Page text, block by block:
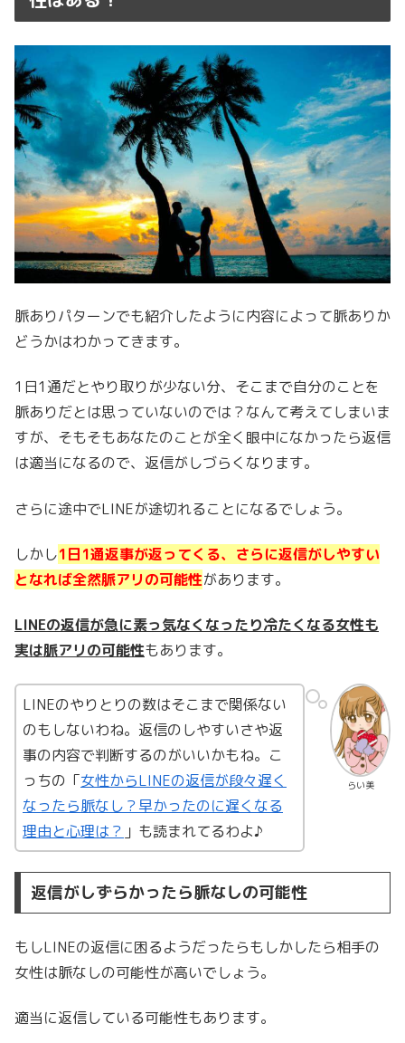
脈ありパターンでも紹介したように内容によって脈ありか
どうかはわかってきます。
1日1通だとやり取りが少ない分、そこまで自分のことを
脈ありだとは思っていないのでは？なんて考えてしまいま
すが、そもそもあなたのことが全く眼中になかったら返信
は適当になるので、返信がしづらくなります。
さらに途中でLINEが途切れることになるでしょう。
しかし1日1通返事が返ってくる、さらに返信がしやすい
となれば全然脈アリの可能性があります。
LINEの返信が急に素っ気なくなったり冷たくなる女性も
実は脈アリの可能性もあります。
らい美
LINEのやりとりの数はそこまで関係ない
のもしないわね。返信のしやすいさや返
事の内容で判断するのがいいかもね。こ
っちの「女性からLINEの返信が段々遅く
なったら脈なし？早かったのに遅くなる
理由と心理は？ 」も読まれてるわよ♪
返信がしずらかったら脈なしの可能性
もしLINEの返信に困るようだったらもしかしたら相手の
女性は脈なしの可能性が高いでしょう。
適当に返信している可能性もあります。